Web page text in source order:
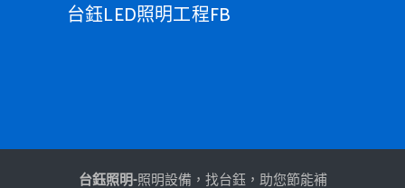
台鈺LED照明工程FB
台鈺照明-照明設備，找台鈺，助您節能補